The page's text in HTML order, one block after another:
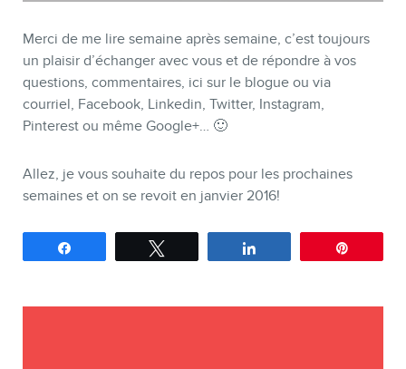
Merci de me lire semaine après semaine, c’est toujours
un plaisir d’échanger avec vous et de répondre à vos
questions, commentaires, ici sur le blogue ou via
courriel, Facebook, Linkedin, Twitter, Instagram,
Pinterest ou même Google+… 🙂
Allez, je vous souhaite du repos pour les prochaines
semaines et on se revoit en janvier 2016!